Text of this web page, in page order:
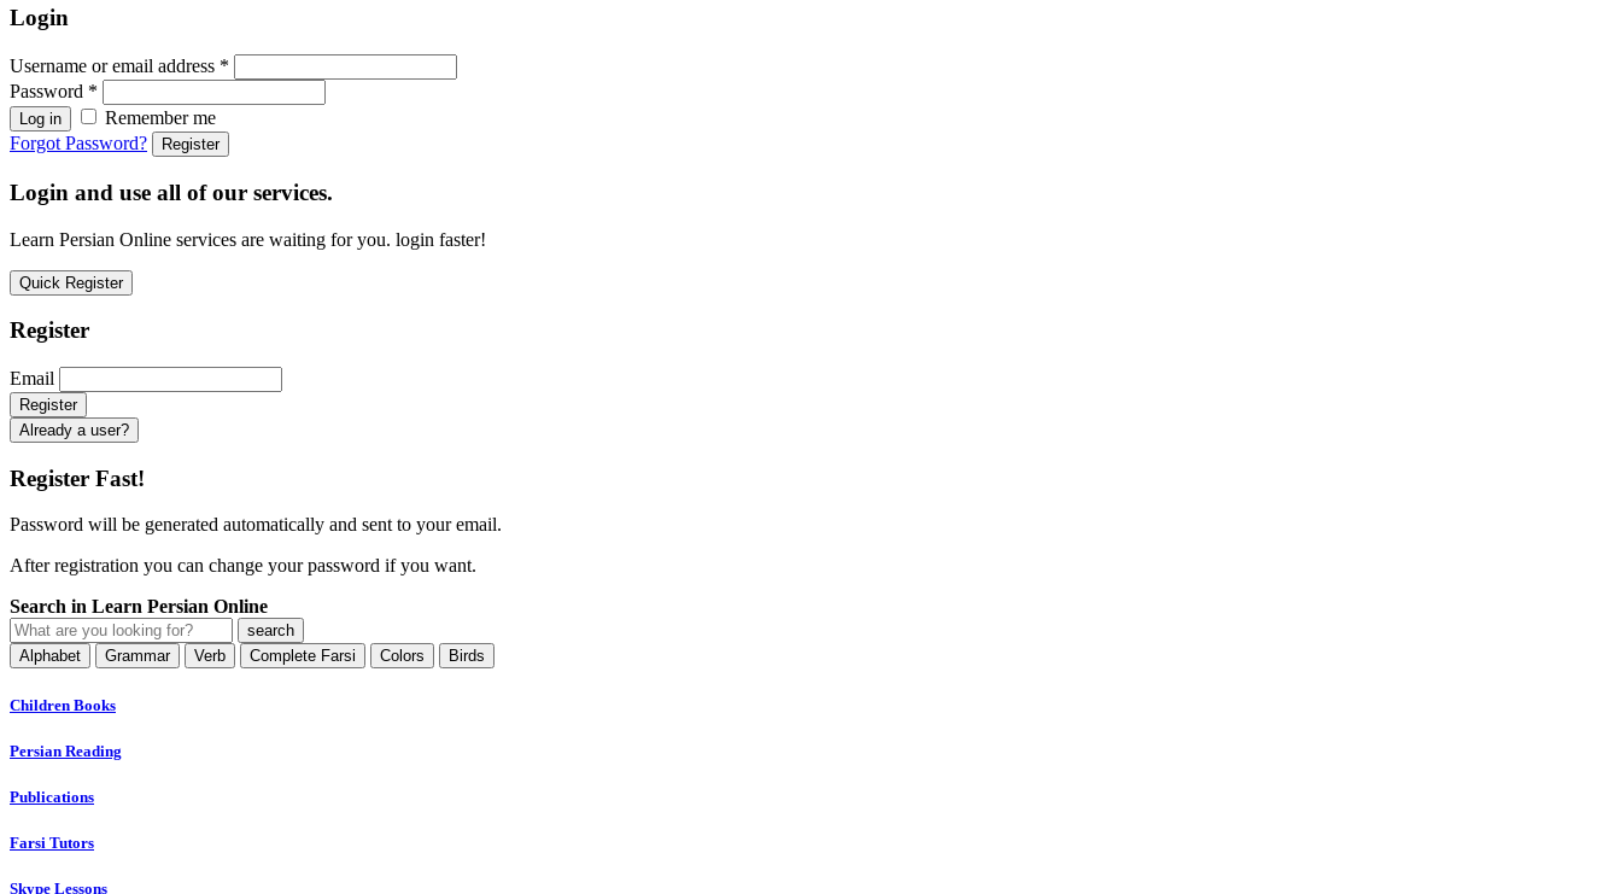
Login
Username or email address *
Password *
Log in
Remember me
Forgot Password?
Register
Login and use all of our services.
Learn Persian Online services are waiting for you. login faster!
Quick Register
Register
Email
Already a user?
Register Fast!
Password will be generated automatically and sent to your email.
After registration you can change your password if you want.
Search in Learn Persian Online
Alphabet Grammar Verb Complete Farsi Colors Birds
Children Books
Persian Reading
Publications
Farsi Tutors
Skype Lessons